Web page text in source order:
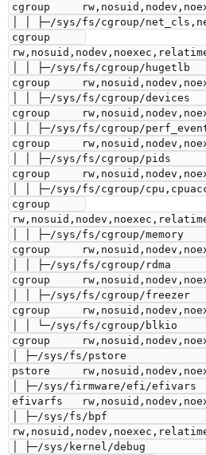
cgroup
│ │ ├─/sys/fs/cgroup/
cgroup
│ │ ├─/sys/fs/cgroup/
cgroup
│ │ ├─/sys/fs/cgroup/
cgroup
│ │ ├─/sys/fs/cgroup/
cgroup
│ │ ├─/sys/fs/cgroup/pids
cgroup
│ │ ├─/sys/fs/cgroup/
cgroup
│ │ ├─/sys/fs/cgroup/
cgroup
│ │ ├─/sys/fs/cgroup/rdma
cgroup
│ │ ├─/sys/fs/cgroup/
cgroup
│ │ └─/sys/fs/cgroup/blkio
cgroup
│ ├─/sys/fs/pstore
pstore
│ ├─/sys/firmware/efi/
efivarfs
│ ├─/sys/fs/bpf
│ ├─/sys/kernel/debug